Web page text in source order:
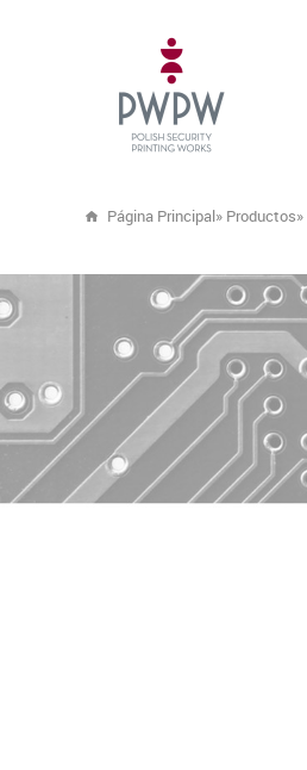
Página Principal» Productos»